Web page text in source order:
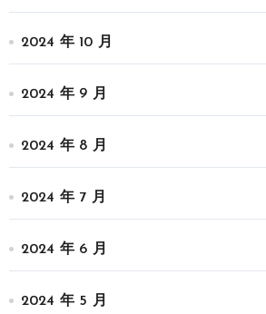
2024 年 10 月
2024 年 9 月
2024 年 8 月
2024 年 7 月
2024 年 6 月
2024 年 5 月